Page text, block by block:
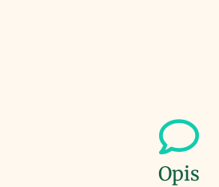
Opis